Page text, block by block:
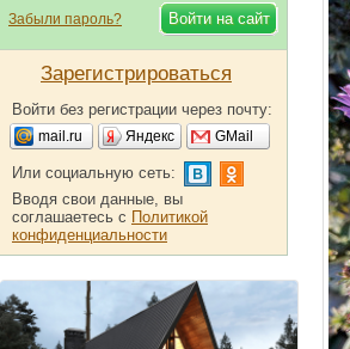
Забыли пароль?
Зарегистрироваться
Войти без регистрации через почту:
mail.ru Яндекс GMail
Или социальную сеть:
Вводя свои данные, вы
соглашаетесь с Политикой
конфиденциальности